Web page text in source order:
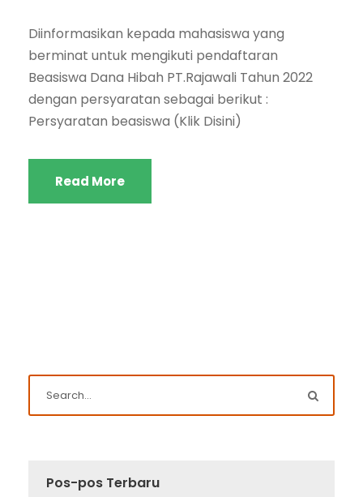
Diinformasikan kepada mahasiswa yang
berminat untuk mengikuti pendaftaran
Beasiswa Dana Hibah PT.Rajawali Tahun 2022
dengan persyaratan sebagai berikut :
Persyaratan beasiswa (Klik Disini)
Read More
Pos-pos Terbaru